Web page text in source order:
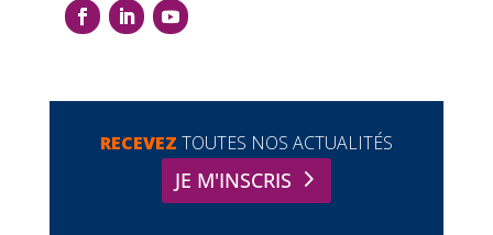
RECEVEZ TOUTES NOS ACTUALITÉS
JE M'INSCRIS